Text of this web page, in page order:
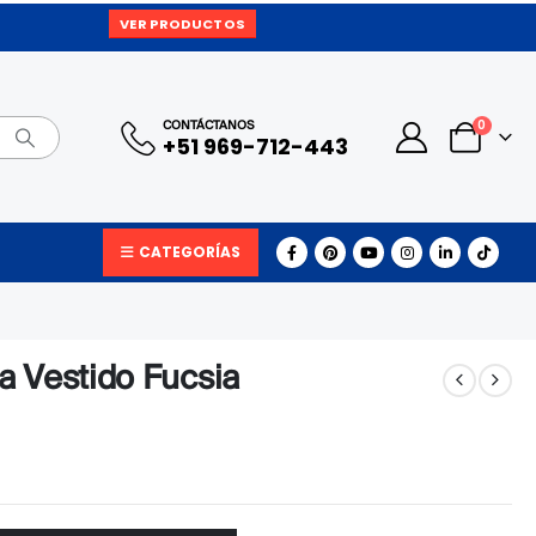
VER PRODUCTOS
CONTÁCTANOS
+51 969-712-443
0
CATEGORÍAS
Vestido Fucsia